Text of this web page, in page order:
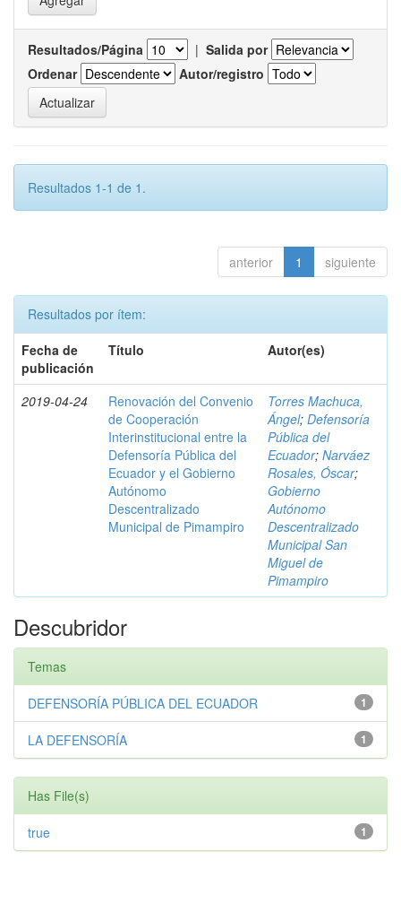
Resultados/Página | Salida por
Ordenar
Autor/registro
Resultados 1-1 de 1.
anterior 1 siguiente
Resultados por ítem:
Fecha de
publicación
Título Autor(es)
2019-04-24
Renovación del Convenio
de Cooperación
Interinstitucional entre la
Defensoría Pública del
Ecuador y el Gobierno
Autónomo
Descentralizado
Municipal de Pimampiro
Torres Machuca,
Ángel; Defensoría
Pública del
Ecuador; Narváez
Rosales, Óscar;
Gobierno
Autónomo
Descentralizado
Municipal San
Miguel de
Pimampiro
Descubridor
Temas
1
DEFENSORÍA PÚBLICA DEL ECUADOR
1
LA DEFENSORÍA
Has File(s)
1
true